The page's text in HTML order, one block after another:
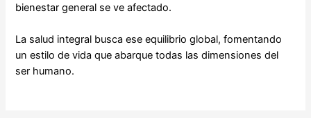
bienestar general se ve afectado.
La salud integral busca ese equilibrio global, fomentando
un estilo de vida que abarque todas las dimensiones del
ser humano.